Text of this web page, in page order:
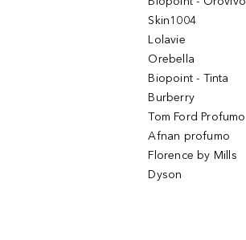
Skin1004
Lolavie
Orebella
Biopoint - Tinta
Burberry
Tom Ford Profumo
Afnan profumo
Florence by Mills
Dyson